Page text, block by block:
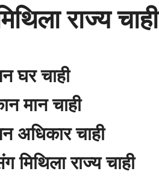
राज्य चाही
घर चाही
मान चाही
अधिकार चाही
मिथिला राज्य चाही